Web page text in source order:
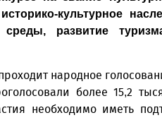
культурное
развитие
народное
более 15,2
необходимо иметь